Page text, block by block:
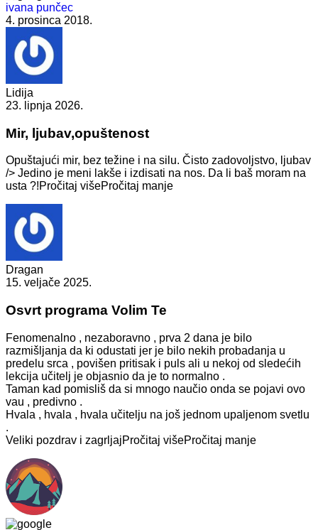
ivana punčec
4. prosinca 2018.
Lidija
23. lipnja 2026.
Mir, ljubav,opuštenost
Opuštajući mir, bez težine i na silu. Čisto zadovoljstvo, ljubav
/> Jedino je meni lakše i izdisati na nos. Da li baš moram na
usta ?!Pročitaj višePročitaj manje
Dragan
15. veljače 2025.
Osvrt programa Volim Te
Fenomenalno , nezaboravno , prva 2 dana je bilo
razmišljanja da ki odustati jer je bilo nekih probadanja u
predelu srca , povišen pritisak i puls ali u nekoj od sledećih
lekcija učitelj je objasnio da je to normalno .
Taman kad pomisliš da si mnogo naučio onda se pojavi ovo
vau , predivno .
Hvala , hvala , hvala učitelju na još jednom upaljenom svetlu
.
Veliki pozdrav i zagrljajPročitaj višePročitaj manje